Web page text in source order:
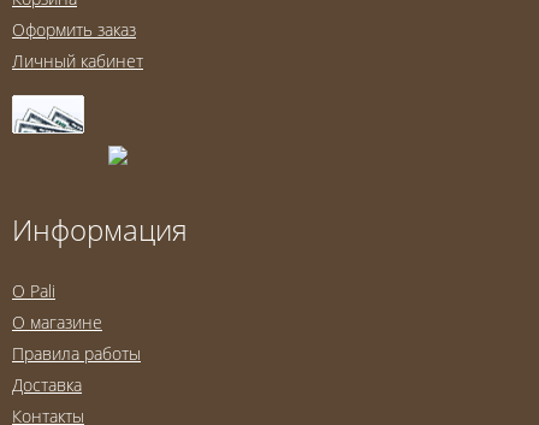
Оформить заказ
Личный кабинет
Информация
O Pali
О магазине
Правила работы
Доставка
Контакты